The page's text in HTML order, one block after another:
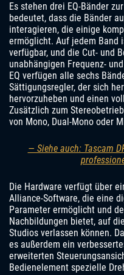
Es stehen drei EQ-Bänder
bedeutet, dass die Bänder
interagieren, die einige
ermöglicht. Auf jedem Band
verfügbar, und die Cut- und
unabhängigen Frequenz-
EQ verfügen alle sechs
Sättigungsregler, der sich
hervorzuheben und einen
Zusätzlich zum
von Mono, Dual-Mono oder
— Siehe auch: Tascam
Die Hardware verfügt über
Alliance-Software, die eine
Parameter ermöglicht und
Nachbildungen bietet, auf
Studios verlassen können.
es außerdem ein
erweiterten
Bedienelement spezielle